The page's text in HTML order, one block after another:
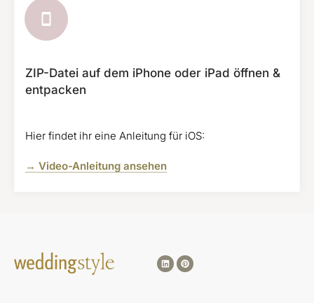
ZIP-Datei auf dem iPhone oder iPad öffnen &
entpacken
Hier findet ihr eine Anleitung für iOS:
→ Video-Anleitung ansehen